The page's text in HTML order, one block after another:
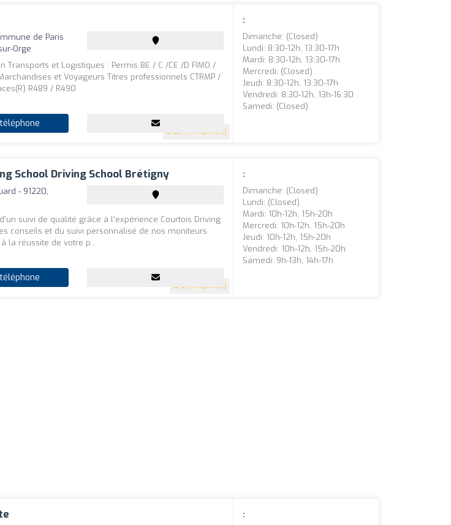
3.7 (170 Opinions)
de Paris
Orge
Transports et Logistiques : Permis BE / C /CE /D FIMO /
et Voyageurs Titres professionnels CTRMP /
R489 / R490
:
Dimanche: (closed)
Lundi: 8:30-12h, 13:30-17h
Mardi: 8:30-12h, 13:30-17h
Mercredi: (closed)
Jeudi: 8:30-12h, 13:30-17h
Vendredi: 8:30-12h, 13h-16:30
Samedi: (closed)
School Driving School Brétigny
5 (90 Opinions)
- 91220,
suivi de qualité grâce à l’expérience Courtois Driving
conseils et du suivi personnalisé de nos moniteurs
la réussite de votre p...
:
Dimanche: (closed)
Lundi: (closed)
Mardi: 10h-12h, 15h-20h
Mercredi: 10h-12h, 15h-20h
Jeudi: 10h-12h, 15h-20h
Vendredi: 10h-12h, 15h-20h
Samedi: 9h-13h, 14h-17h
: